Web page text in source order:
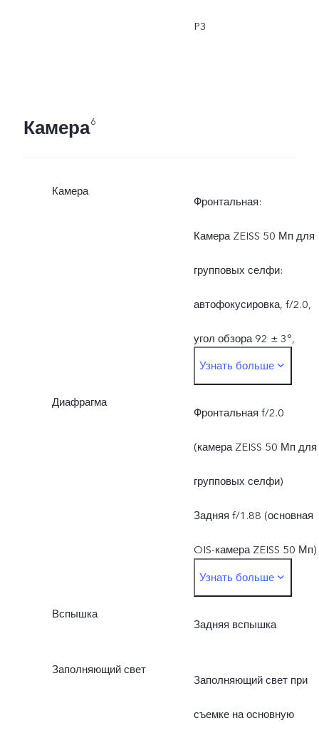
P3
Камера6
Камера
Фронтальная:
Камера ZEISS 50 Мп для
групповых селфи:
автофокусировка, f/2.0,
угол обзора 92 ± 3°,
объектив 5P
Задние:
Основная OIS-камера
ZEISS 50 Мп: OIS, f/1.88,
угол обзора 84 ± 3°,
объектив 6P
Камера ZEISS Super
объектив 4P
Сверхширокоугольная
Узнать больше
Диафрагма
Фронтальная f/2.0
(камера ZEISS 50 Мп для
групповых селфи)
Задняя f/1.88 (основная
OIS-камера ZEISS 50 Мп)
Задняя f/2.65 (камера
ZEISS Super Telephoto 50
Задняя f/2.2
(сверхширокоугольная
Узнать больше
Вспышка
Задняя вспышка
Заполняющий свет
Заполняющий свет при
съемке на основную